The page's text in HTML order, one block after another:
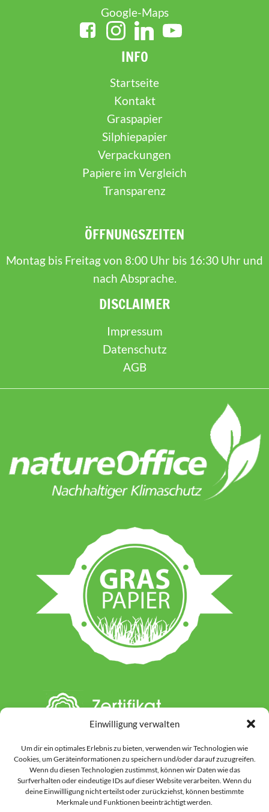
Einwilligung verwalten
Um dir ein optimales Erlebnis zu bieten, verwenden wir Technologien wie
Cookies, um Geräteinformationen zu speichern und/oder darauf zuzugreifen.
Wenn du diesen Technologien zustimmst, können wir Daten wie das
Surfverhalten oder eindeutige IDs auf dieser Website verarbeiten. Wenn du
deine Einwillligung nicht erteilst oder zurückziehst, können bestimmte
Merkmale und Funktionen beeinträchtigt werden.
Google-Maps
INFO
Startseite
Kontakt
Graspapier
Silphiepapier
Verpackungen
Papiere im Vergleich
Transparenz
ÖFFNUNGSZEITEN
Montag bis Freitag von 8:00 Uhr bis 16:30 Uhr und
nach Absprache.
DISCLAIMER
Impressum
Datenschutz
AGB
Hinweis: Auf dieser Website werden einzelne Inhalte unter Einsatz von KI-
gestützten Werkzeugen vorbereitet oder gestaltet. Dies kann Textinhalte